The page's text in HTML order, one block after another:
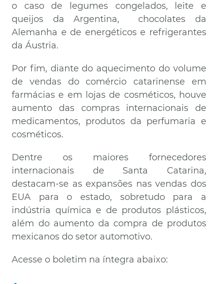
o caso de legumes congelados, leite e
queijos da Argentina, chocolates da
Alemanha e de energéticos e refrigerantes
da Áustria.
Por fim, diante do aquecimento do volume
de vendas do comércio catarinense em
farmácias e em lojas de cosméticos, houve
aumento das compras internacionais de
medicamentos, produtos da perfumaria e
cosméticos.
Dentre os maiores fornecedores
internacionais de Santa Catarina,
destacam-se as expansões nas vendas dos
EUA para o estado, sobretudo para a
indústria química e de produtos plásticos,
além do aumento da compra de produtos
mexicanos do setor automotivo.
Acesse o boletim na íntegra abaixo: